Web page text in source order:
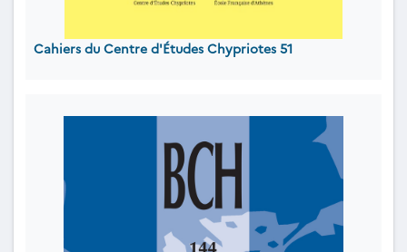
Cahiers du Centre d'Études Chypriotes 51